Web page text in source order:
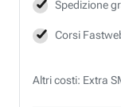
Spedizione
Corsi
Altri costi: Extra